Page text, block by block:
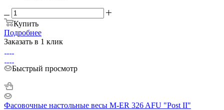
Купить
Подробнее
Заказать в 1 клик
Быстрый просмотр
Фасовочные настольные весы M-ER 326 AFU "Post II"